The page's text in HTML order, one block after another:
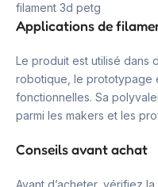
filament 3d petg
Applications de
Le produit est utilisé dans
robotique, le prototypage
fonctionnelles. Sa
parmi les makers et les
Conseils avant achat
Avant d’acheter, vérifiez